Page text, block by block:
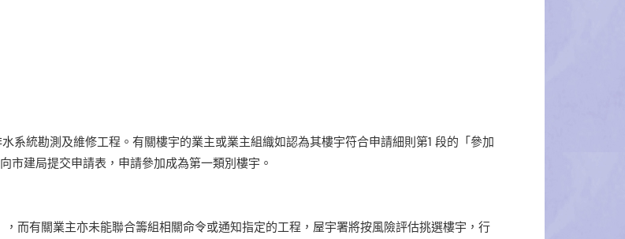
系統勘測及維修工程。有關樓宇的業主或業主組織如認為其樓宇符合申請細則第1 段的「參加
市建局提交申請表，申請參加成為第一類別樓宇。
而有關業主亦未能聯合籌組相關命令或通知指定的工程，屋宇署將按風險評估挑選樓宇，行